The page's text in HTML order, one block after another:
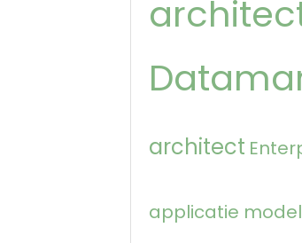
architect
applicatie model